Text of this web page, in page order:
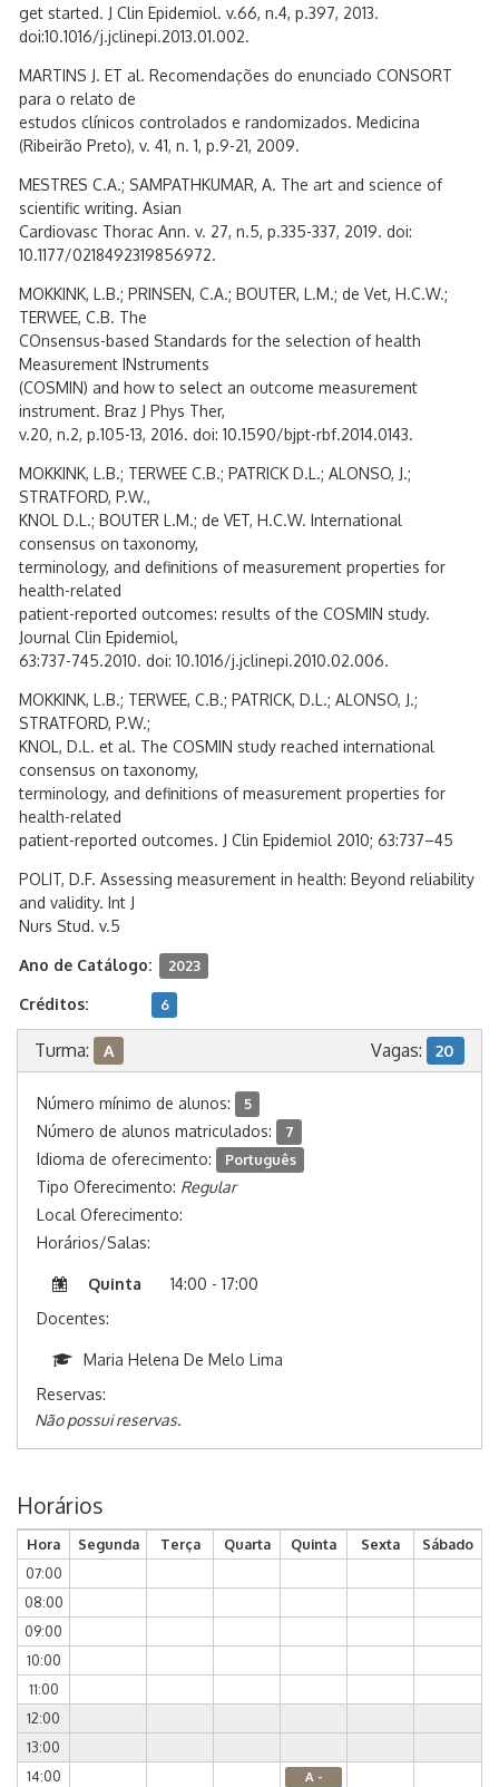
get started. J Clin Epidemiol. v.66, n.4, p.397, 2013.
doi:10.1016/j.jclinepi.2013.01.002.
MARTINS J. ET al. Recomendações do enunciado CONSORT
para o relato de
estudos clínicos controlados e randomizados. Medicina
(Ribeirão Preto), v. 41, n. 1, p.9-21, 2009.
MESTRES C.A.; SAMPATHKUMAR, A. The art and science of
scientific writing. Asian
Cardiovasc Thorac Ann. v. 27, n.5, p.335-337, 2019. doi:
10.1177/0218492319856972.
MOKKINK, L.B.; PRINSEN, C.A.; BOUTER, L.M.; de Vet, H.C.W.;
TERWEE, C.B. The
COnsensus-based Standards for the selection of health
Measurement INstruments
(COSMIN) and how to select an outcome measurement
instrument. Braz J Phys Ther,
v.20, n.2, p.105-13, 2016. doi: 10.1590/bjpt-rbf.2014.0143.
MOKKINK, L.B.; TERWEE C.B.; PATRICK D.L.; ALONSO, J.;
STRATFORD, P.W.,
KNOL D.L.; BOUTER L.M.; de VET, H.C.W. International
consensus on taxonomy,
terminology, and definitions of measurement properties for
health-related
patient-reported outcomes: results of the COSMIN study.
Journal Clin Epidemiol,
63:737-745.2010. doi: 10.1016/j.jclinepi.2010.02.006.
MOKKINK, L.B.; TERWEE, C.B.; PATRICK, D.L.; ALONSO, J.;
STRATFORD, P.W.;
KNOL, D.L. et al. The COSMIN study reached international
consensus on taxonomy,
terminology, and definitions of measurement properties for
health-related
patient-reported outcomes. J Clin Epidemiol 2010; 63:737–45
POLIT, D.F. Assessing measurement in health: Beyond reliability
and validity. Int J
Nurs Stud. v.5
Ano de Catálogo: 2023
Créditos: 6
Turma: A Vagas: 20
Número mínimo de alunos: 5
Número de alunos matriculados: 7
Idioma de oferecimento: Português
Tipo Oferecimento: Regular
Local Oferecimento:
Horários/Salas:
Quinta
14:00 - 17:00
Docentes:
Maria Helena De Melo Lima
Reservas:
Não possui reservas.
Horários
Hora Segunda Terça Quarta Quinta Sexta
Sábado
07:00
08:00
09:00
10:00
11:00
12:00
13:00
14:00
A -